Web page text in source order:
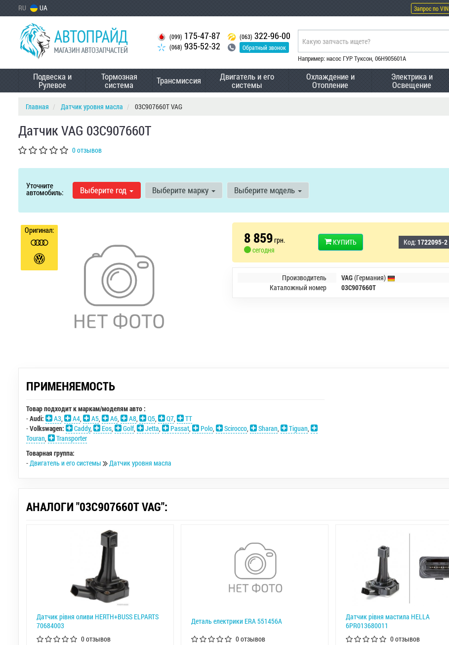
RU UA Запрос по VIN
(099) 175-47-87
(068) 935-52-32
(063) 322-96-00
Обратный звонок
Например: насос ГУР Туксон, 06H905601A
Подвеска и
Рулевое
Тормозная
система Трансмиссия Двигатель и его
системы
Охлаждение и
Отопление
Электрика и
Освещение
Главная Датчик уровня масла 03C907660T VAG
Датчик VAG 03C907660T
0 отзывов
Уточните
автомобиль: Выберите год Выберите марку Выберите модель
Оригинал: 8 859грн.
сегодня
КУПИТЬ Код: 1722095-2
Производитель VAG(Германия)
Каталожный номер
03C907660T
ПРИМЕНЯЕМОСТЬ
Товар подходит к маркам/моделям авто :
-Audi: A3, A4, A5, A6, A8, Q5, Q7,
TT
-Volkswagen: Caddy, Eos, Golf, Jetta, Passat, Polo, Scirocco, Sharan, Tiguan,
Touran,
Transporter
Товарная группа:
-Двигатель и его системы Датчик уровня масла
АНАЛОГИ "03C907660T VAG":
Датчик рівня оливи HERTH+BUSS ELPARTS
70684003
0 отзывов
Деталь електрики ERA 551456A
0 отзывов
Датчик рівня мастила HELLA
6PR013680011
0 отзывов